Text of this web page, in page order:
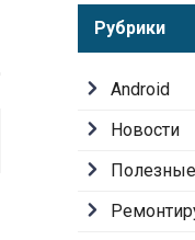
Рубрики
Android
Новости